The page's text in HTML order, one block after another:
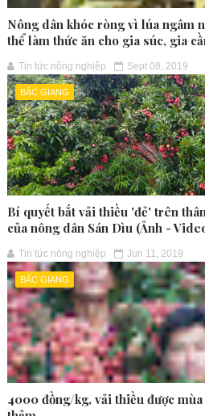
Nông dân khóc ròng vì lúa ngâm
thể làm thức ăn cho gia súc, gia
Tin tức nông nghiệp Sept 08, 2019
BẮC GIANG
Bí quyết bắt vải thiều 'đẻ' trên
của nông dân Sán Dìu (Ảnh -
Tin tức nông nghiệp Jun 11, 2019
BẮC GIANG
4000 đồng/kg, vải thiều được